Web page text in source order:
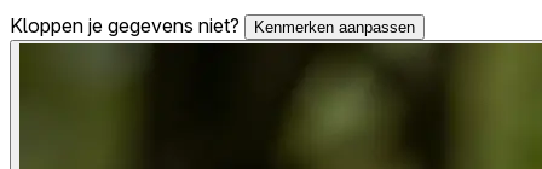
Kloppen je gegevens niet?
Kenmerken aanpassen